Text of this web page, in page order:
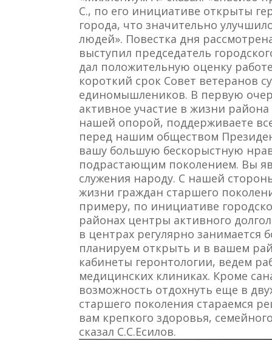
С., по его инициативе открыты
города, что значительно
людей». Повестка дня
выступил председатель
дал положительную оценку
короткий срок Совет ветеранов
единомышлеников. В первую
активное участие в жизни района
нашей опорой, поддерживаете
перед нашим обществом
вашу большую бескорыстную
подрастающим поколением. Вы
служения народу. С нашей
жизни граждан старшего
примеру, по инициативе
районах центры активного
в центрах регулярно занимается
планируем открыть и в вашем
кабинеты геронтологии, ведем
медицинских клиниках. Кроме
возможность отдохнуть еще в
старшего поколения стараемся
вам крепкого здоровья,
сказал С.С.Есилов.